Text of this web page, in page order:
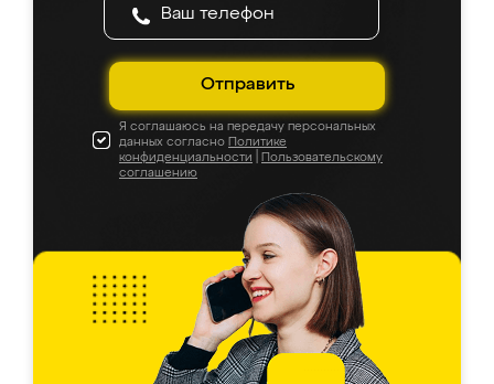
Отправить
Я соглашаюсь на передачу персональных
данных согласно Политике
конфиденциальности
Пользовательскому
соглашению